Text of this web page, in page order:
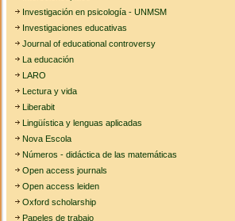
Investigación en psicología - UNMSM
Investigaciones educativas
Journal of educational controversy
La educación
LARO
Lectura y vida
Liberabit
Lingüística y lenguas aplicadas
Nova Escola
Números - didáctica de las matemáticas
Open access journals
Open access leiden
Oxford scholarship
Papeles de trabajo